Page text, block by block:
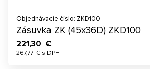
Objednávacie číslo: ZKD100
Zásuvka ZK (45x36D) ZKD100
221,30 €
267,77 € s DPH